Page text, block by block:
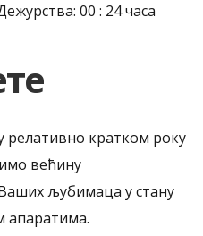
00 : 24 часа
релативно кратком року
већину
љубимаца у стану
апаратима.